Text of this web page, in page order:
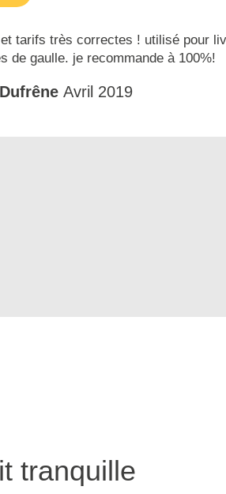
tarifs très correctes ! utilisé pour
de gaulle. je recommande à 100%!
Avril 2019
tranquille